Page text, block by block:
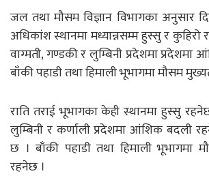
जल तथा मौसम विज्ञान विभागका अनुसार
अधिकांश स्थानमा मध्यान्नसम्म हुस्सु र
वाग्मती, गण्डकी र लुम्बिनी प्रदेशमा
बाँकी पहाडी तथा हिमाली भूभागमा मौसम
राति तराई भूभागका केही स्थानमा हुस्सु
लुम्बिनी र कर्णाली प्रदेशमा आंशिक बदली
छ । बाँकी पहाडी तथा हिमाली भूभागमा
रहनेछ ।